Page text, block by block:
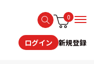
0
ログイン 新規登録